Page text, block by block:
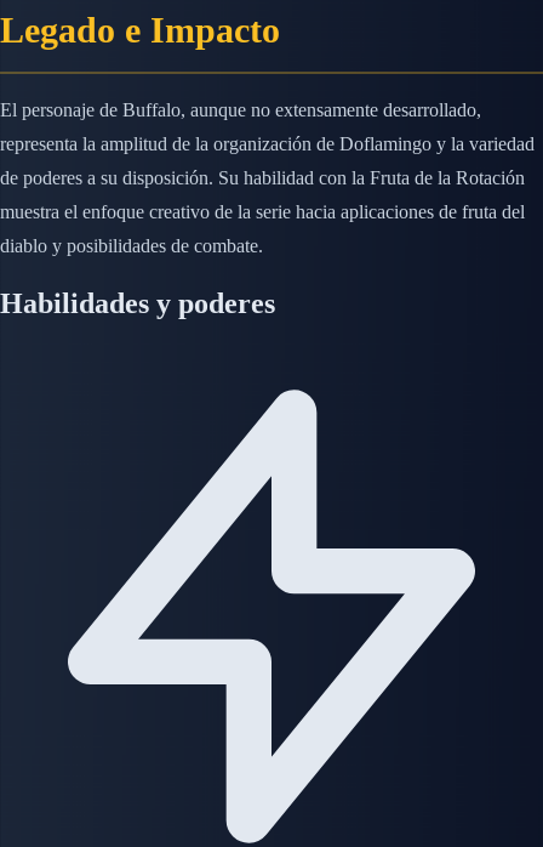
Legado e Impacto
El personaje de Buffalo, aunque no extensamente desarrollado,
representa la amplitud de la organización de Doflamingo y la variedad
de poderes a su disposición. Su habilidad con la Fruta de la Rotación
muestra el enfoque creativo de la serie hacia aplicaciones de fruta del
diablo y posibilidades de combate.
Habilidades y poderes